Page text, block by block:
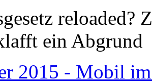
reloaded?
ein Abgrund
2015 - Mobil